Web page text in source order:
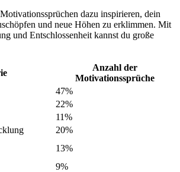
dazu inspirieren, dein
und neue Höhen zu erklimmen. Mit
und Entschlossenheit kannst du große
Anzahl der
Motivationssprüche
47%
22%
11%
20%
13%
9%